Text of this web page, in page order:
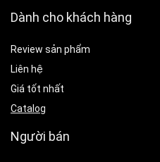
Dành cho khách hàng
Review sản phẩm
Liên hệ
Giá tốt nhất
Catalog
Người bán